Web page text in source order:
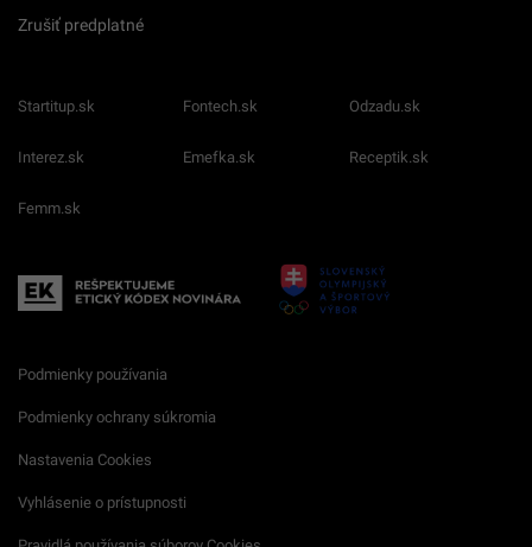
Zrušiť predplatné
Startitup.sk Fontech.sk Odzadu.sk
Interez.sk Emefka.sk Receptik.sk
Femm.sk
Podmienky používania
Podmienky ochrany súkromia
Nastavenia Cookies
Vyhlásenie o prístupnosti